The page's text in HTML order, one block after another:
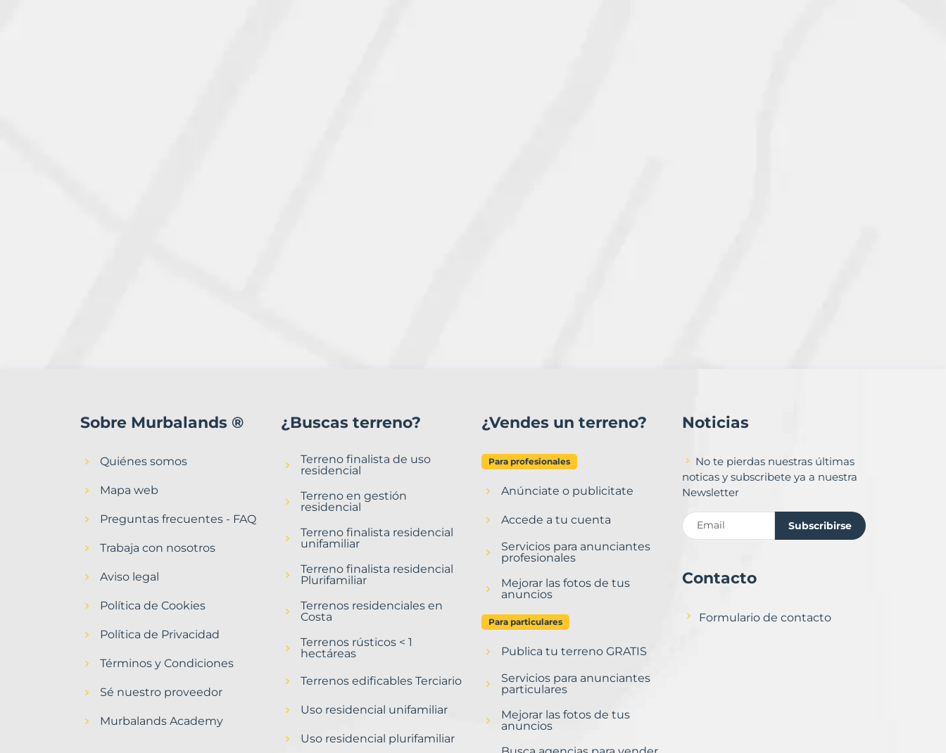
Murbalands
Sobre Murbalands ®
Quiénes somos
Mapa web
Preguntas frecuentes - FAQ
Trabaja con nosotros
Aviso legal
Política de Cookies
Política de Privacidad
Términos y Condiciones
Sé nuestro proveedor
Murbalands Academy
¿Buscas terreno?
Terreno finalista de uso
residencial
Terreno en gestión
residencial
Terreno finalista residencial
unifamiliar
Terreno finalista residencial
Plurifamiliar
Terrenos residenciales en
Costa
Terrenos rústicos < 1
hectáreas
Terrenos edificables Terciario
Uso residencial unifamiliar
Uso residencial plurifamiliar
¿Vendes un terreno?
Para profesionales
Anúnciate o publicitate
Accede a tu cuenta
Servicios para anunciantes
profesionales
Mejorar las fotos de tus
anuncios
Para particulares
Publica tu terreno GRATIS
Servicios para anunciantes
particulares
Mejorar las fotos de tus
anuncios
Noticias
No te pierdas nuestras últimas
noticas y subscribete ya a nuestra
Newsletter
Subscribirse
Contacto
Formulario de contacto